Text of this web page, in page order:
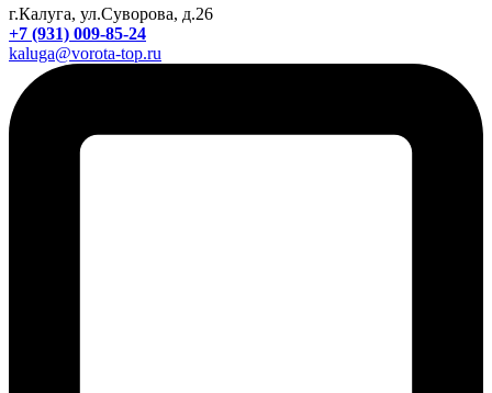
г.Калуга, ул.Суворова, д.26
+7 (931) 009-85-24
kaluga@vorota-top.ru